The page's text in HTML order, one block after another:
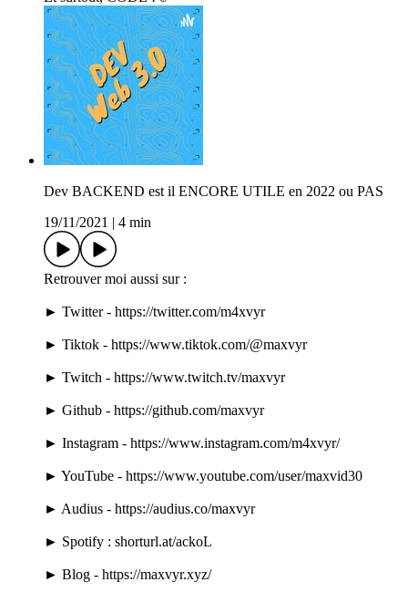
Dev BACKEND est il ENCORE UTILE en 2022 ou PAS
19/11/2021
4 min
Retrouver moi aussi sur :
► Twitter - https://twitter.com/m4xvyr
► Tiktok - https://www.tiktok.com/@maxvyr
► Twitch - https://www.twitch.tv/maxvyr
► Github - https://github.com/maxvyr
► Instagram - https://www.instagram.com/m4xvyr/
► YouTube - https://www.youtube.com/user/maxvid30
► Audius - https://audius.co/maxvyr
► Spotify : shorturl.at/ackoL
► Blog - https://maxvyr.xyz/